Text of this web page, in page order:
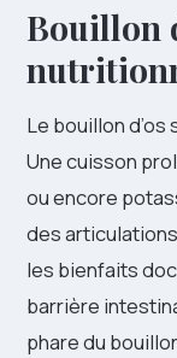
Bouillon
Le bouillon
Une cuisson
ou encore
des
les bienfaits
barrière
phare du